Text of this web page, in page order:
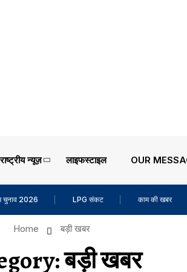
राष्ट्रीय न्यूज़ लाइफस्टाइल OUR
चुनाव 2026 LPG संकट काम की खबर
Home बड़ी खबर
बड़ी खबर